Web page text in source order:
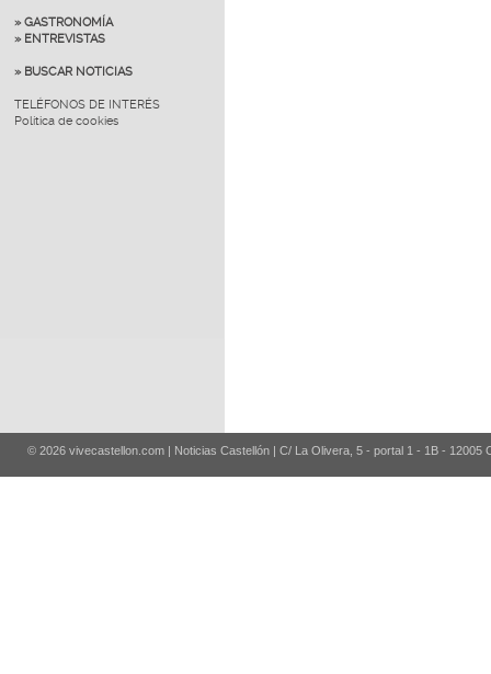
» GASTRONOMÍA
» ENTREVISTAS
» BUSCAR NOTICIAS
TELÉFONOS DE INTERÉS
Política de cookies
© 2026 vivecastellon.com | Noticias Castellón | C/ La Olivera, 5 - portal 1 - 1B - 12005